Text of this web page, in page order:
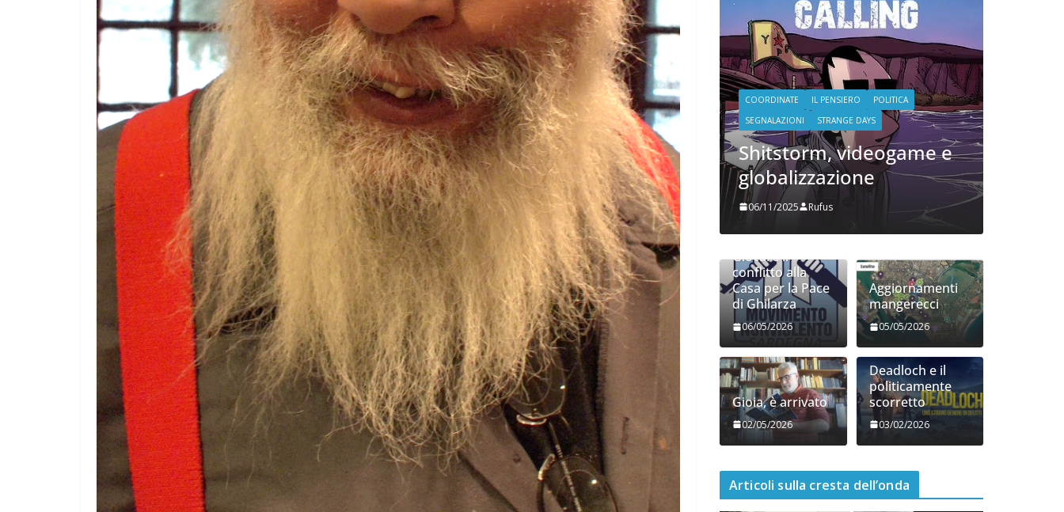
EVIDENZA
IL PENSIERO
POLITICA TESTI
Cospirazioni
Rufus
COORDINATE IL PENSIERO
OPINIONI
POLITICA
TESTI
Indiani e pionieri
28/01/2026 Rufus
COORDINATE IL PENSIERO
POLITICA
SEGNALAZIONI
STRANGE DAYS
Shitstorm, videogame e
globalizzazione
06/11/2025 Rufus
Oh, comunque poi sono
stato eletto (e le cose
che ho imparato)
20/06/2024 Rufus
Giocare il
conflitto alla
Casa per la Pace
di Ghilarza
Aggiornamenti
Gioia, è arrivato
02/05/2026
Deadloch e il
politicamente
scorretto
03/02/2026
Articoli sulla cresta dell’onda